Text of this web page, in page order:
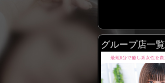
グループ店一覧